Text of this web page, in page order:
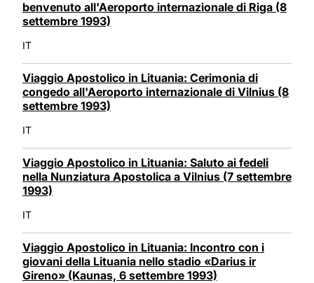
benvenuto all'Aeroporto internazionale di Riga (8
settembre 1993)
IT
Viaggio Apostolico in Lituania: Cerimonia di
congedo all'Aeroporto internazionale di Vilnius (8
settembre 1993)
IT
Viaggio Apostolico in Lituania: Saluto ai fedeli
nella Nunziatura Apostolica a Vilnius (7 settembre
1993)
IT
Viaggio Apostolico in Lituania: Incontro con i
giovani della Lituania nello stadio «Darius ir
Gireno» (Kaunas, 6 settembre 1993)